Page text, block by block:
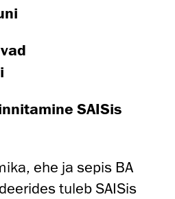
SAISis
ehe ja sepis BA
tuleb SAISis